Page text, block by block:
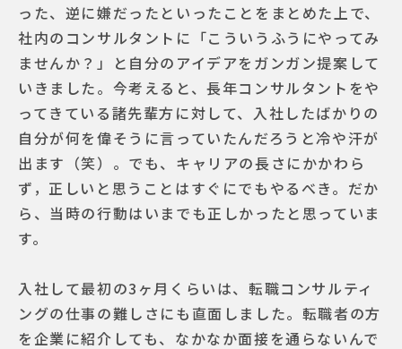
った、逆に嫌だったといったことをまとめた上で、
社内のコンサルタントに「こういうふうにやってみ
ませんか？」と自分のアイデアをガンガン提案して
いきました。今考えると、長年コンサルタントをや
ってきている諸先輩方に対して、入社したばかりの
自分が何を偉そうに言っていたんだろうと冷や汗が
出ます（笑）。でも、キャリアの長さにかかわら
ず，正しいと思うことはすぐにでもやるべき。だか
ら、当時の行動はいまでも正しかったと思っていま
す。
入社して最初の3ヶ月くらいは、転職コンサルティ
ングの仕事の難しさにも直面しました。転職者の方
を企業に紹介しても、なかなか面接を通らないんで